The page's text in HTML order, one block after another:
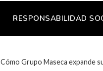
RESPONSABILIDAD
Cómo Grupo Maseca expande